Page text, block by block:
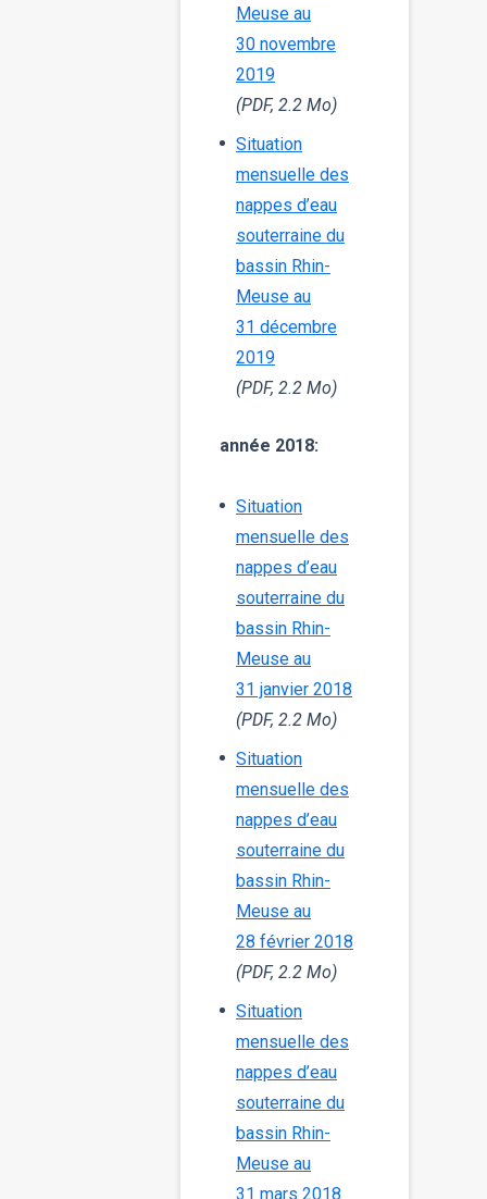
Meuse au
30 novembre
2019
(PDF, 2.2 Mo)
Situation
mensuelle des
nappes d’eau
souterraine du
bassin Rhin-
Meuse au
31 décembre
2019
(PDF, 2.2 Mo)
année 2018:
Situation
mensuelle des
nappes d’eau
souterraine du
bassin Rhin-
Meuse au
31 janvier 2018
(PDF, 2.2 Mo)
Situation
mensuelle des
nappes d’eau
souterraine du
bassin Rhin-
Meuse au
28 février 2018
(PDF, 2.2 Mo)
Situation
mensuelle des
nappes d’eau
souterraine du
bassin Rhin-
Meuse au
31 mars 2018